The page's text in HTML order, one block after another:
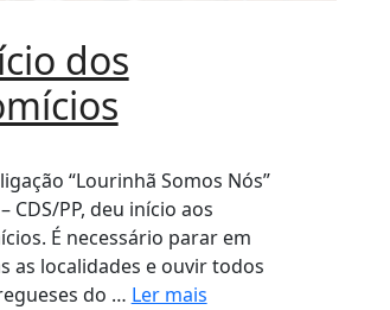
dos
“Lourinhã Somos Nós”
CDS/PP, deu início aos
É necessário parar em
as localidades e ouvir todos
do … Ler mais